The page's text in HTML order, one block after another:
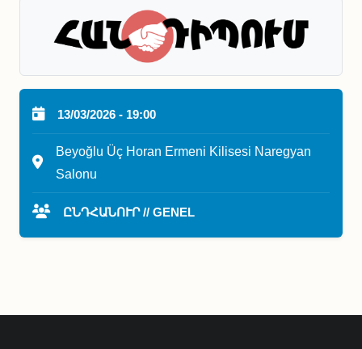
13/03/2026 - 19:00
Beyoğlu Üç Horan Ermeni Kilisesi Naregyan
Salonu
ԸՆԴՀԱՆՈՒՐ // GENEL